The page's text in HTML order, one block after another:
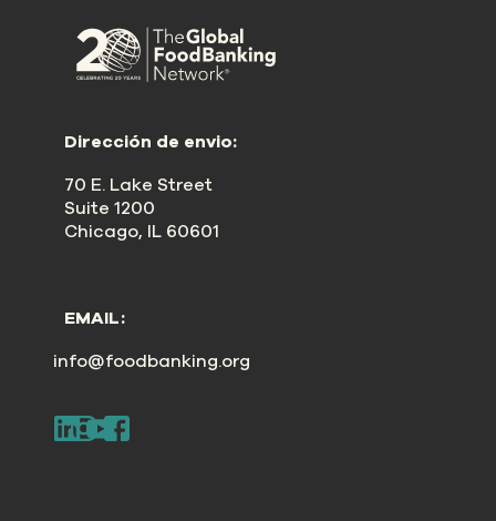
Dirección de envio:
70 E. Lake Street
Suite 1200
Chicago, IL 60601
EMAIL:
info@foodbanking.org